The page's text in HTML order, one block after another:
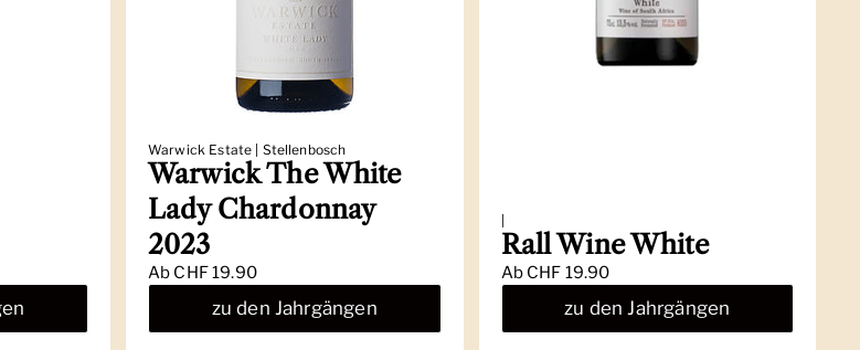
Warwick Estate | Stellenbosch
Warwick The White
Lady Chardonnay
2023
Ab CHF 19.90
zu den Jahrgängen
Rall Wine White
Ab CHF 19.90
zu den Jahrgängen